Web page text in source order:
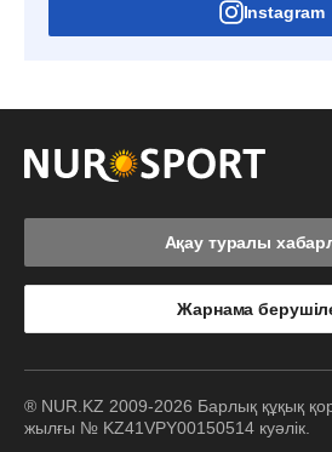
Instagram
Ақау туралы
Жарнама
® NUR.KZ 2009-2026 Барлық құқық
жылғы № KZ41VPY00150514 куәлік.